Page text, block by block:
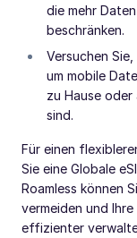
die mehr
beschränken.
Versuchen
um mobile
zu Hause
sind.
Für einen
Sie eine Globale
Roamless können
vermeiden und
effizienter